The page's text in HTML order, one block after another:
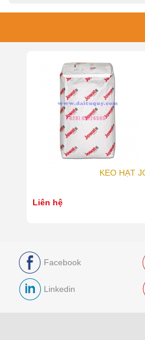
KEO HẠT
Liên hệ
Facebook
Linkedin